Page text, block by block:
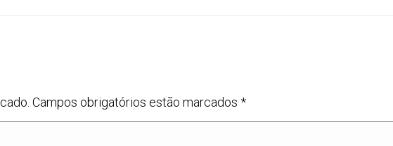
Campos obrigatórios estão marcados *